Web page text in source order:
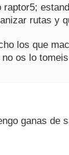
raptor5;
rutas y
los que
os lo
ganas de